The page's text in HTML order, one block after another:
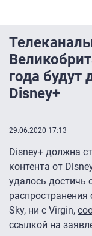
года будут
Disney+
29.06.2020 17:13
Disney+ должна
контента от
удалось достичь
распространения
Sky, ни с Virgin,
ссылкой на